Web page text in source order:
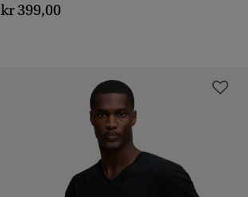
kr 399,00